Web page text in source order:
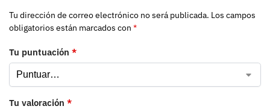
Tu dirección de correo electrónico no será publicada. Los campos
obligatorios están marcados con *
Tu puntuación *
Tu valoración *